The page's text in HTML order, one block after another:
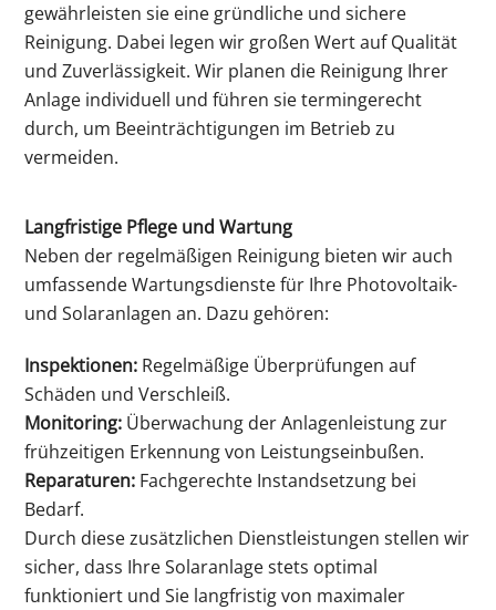
gewährleisten sie eine gründliche und sichere
Reinigung. Dabei legen wir großen Wert auf Qualität
und Zuverlässigkeit. Wir planen die Reinigung Ihrer
Anlage individuell und führen sie termingerecht
durch, um Beeinträchtigungen im Betrieb zu
vermeiden.
Langfristige Pflege und Wartung
Neben der regelmäßigen Reinigung bieten wir auch
umfassende Wartungsdienste für Ihre Photovoltaik-
und Solaranlagen an. Dazu gehören:
Inspektionen: Regelmäßige Überprüfungen auf
Schäden und Verschleiß.
Monitoring: Überwachung der Anlagenleistung zur
frühzeitigen Erkennung von Leistungseinbußen.
Reparaturen: Fachgerechte Instandsetzung bei
Bedarf.
Durch diese zusätzlichen Dienstleistungen stellen wir
sicher, dass Ihre Solaranlage stets optimal
funktioniert und Sie langfristig von maximaler